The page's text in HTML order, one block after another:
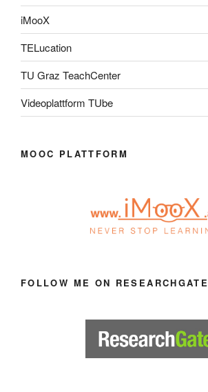
iMooX
TELucation
TU Graz TeachCenter
Videoplattform TUbe
MOOC PLATTFORM
FOLLOW ME ON RESEARCHGATE